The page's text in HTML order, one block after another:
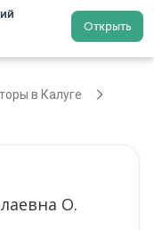
Открыть
Регистрация
в Калуге
О.